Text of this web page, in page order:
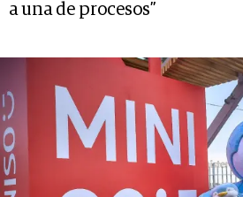
a una de procesos”